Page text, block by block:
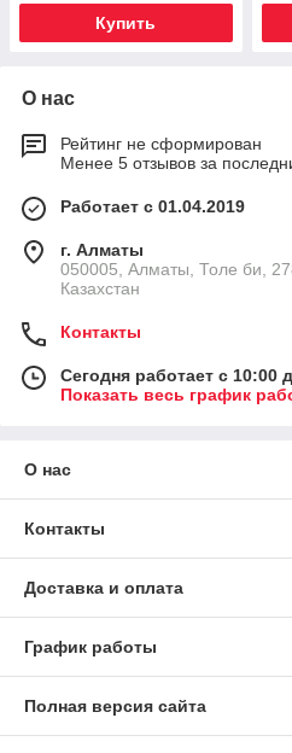
Купить
О нас
Рейтинг не сформирован
Менее 5 отзывов за
Работает с 01.04.2019
г. Алматы
050005, Алматы, Толе би,
Казахстан
Контакты
Сегодня работает с 10:00
Показать весь график
О нас
Контакты
Доставка и оплата
График работы
Полная версия сайта